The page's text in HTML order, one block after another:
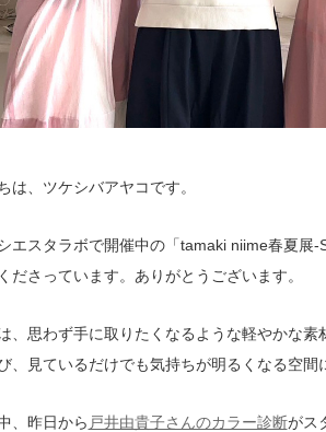
は、ツケシバアヤコです。
エスタラボで開催中の「tamaki niime春夏展
ださっています。ありがとうございます。
、思わず手に取りたくなるような軽やかな
、見ているだけでも気持ちが明るくなる空間
、昨日から 戸井由貴子さんのカラー診断がス